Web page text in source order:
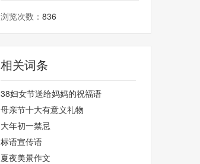
浏览次数： 836
相关词条
38妇女节送给妈妈的祝福语
母亲节十大有意义礼物
大年初一禁忌
标语宣传语
夏夜美景作文